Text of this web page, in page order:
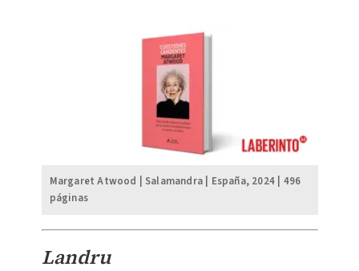
Margaret Atwood | Salamandra | España, 2024 | 496
páginas
Landru